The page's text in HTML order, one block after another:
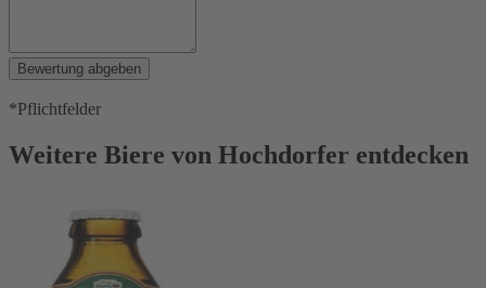
Bewertung abgeben
*Pflichtfelder
Weitere Biere von Hochdorfer entdecken